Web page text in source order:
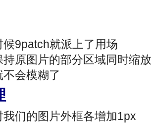
候9patch就派上了用场
持原图片的部分区域同时缩
会模糊了
们的图片外框各增加1px